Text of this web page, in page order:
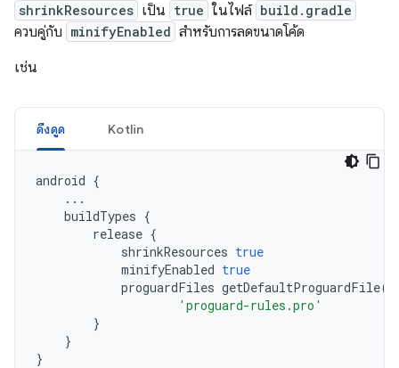
shrinkResources เป็น true ในไฟล์ build.gradle
ควบคู่กับ minifyEnabled สำหรับการลดขนาดโค้ด
เช่น
ดึงดูด Kotlin
android {
...
buildTypes {
release {
shrinkResources true
minifyEnabled true
proguardFiles getDefaultProguardFile(
'proguard-rules.pro'
}
}
}